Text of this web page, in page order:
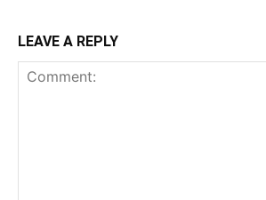
LEAVE A REPLY